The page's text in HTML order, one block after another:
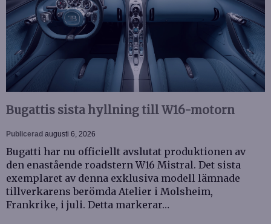
Bugattis sista hyllning till W16-motorn
Publicerad augusti 6, 2026
Bugatti har nu officiellt avslutat produktionen av
den enastående roadstern W16 Mistral. Det sista
exemplaret av denna exklusiva modell lämnade
tillverkarens berömda Atelier i Molsheim,
Frankrike, i juli. Detta markerar…